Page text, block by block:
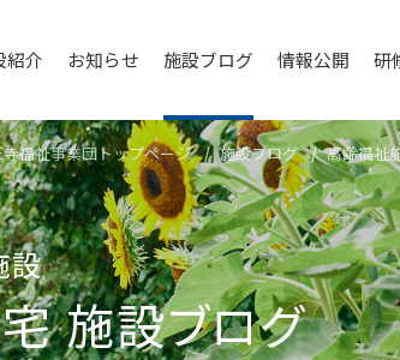
紹介 お知らせ 施設ブログ 情報公開 研
福祉事業団トップページ 施設ブログ 高齢福祉
設
施設ブログ